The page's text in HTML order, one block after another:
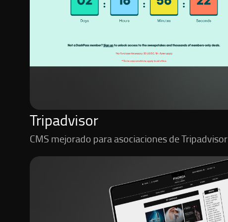
Tripadvisor
CMS mejorado para asociaciones de Tripadvisor